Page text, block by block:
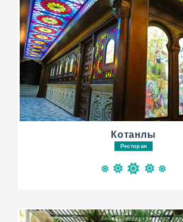
Котанлы
Ресторан